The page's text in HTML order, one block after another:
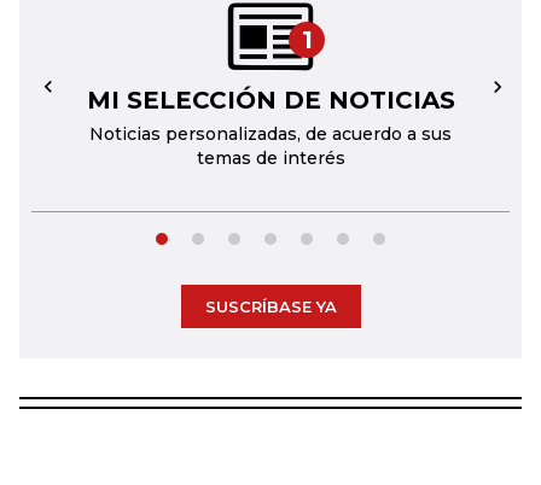
1
MI SELECCIÓN DE NOTICIAS
Noticias personalizadas, de acuerdo a sus
temas de interés
← →
SUSCRÍBASE YA